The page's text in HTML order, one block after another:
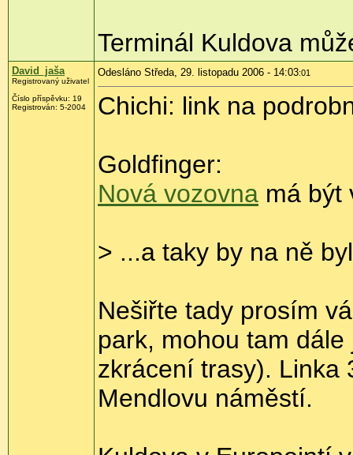
Terminál Kuldova
David_jaša
Registrovaný uživatel
Číslo příspěvku: 19
Registrován: 5-2004
Odesláno Středa, 29. listopadu 2006 - 14:03:01
Chichi: link na
Goldfinger:
Nová vozovna má být
> ...a taky by na ně
Nešiřte tady prosím
park, mohou tam
zkrácení trasy). Linka
Mendlovu náměstí.